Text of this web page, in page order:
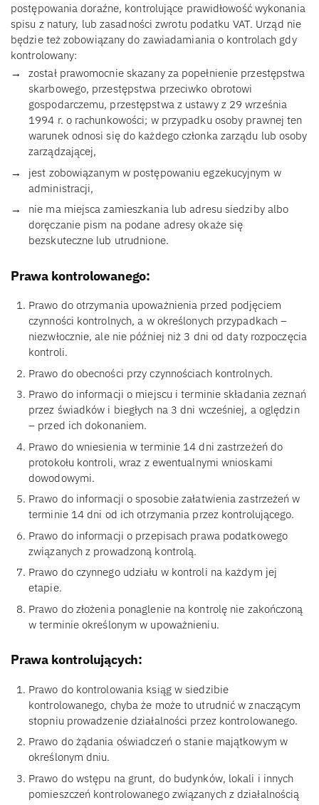
postępowania doraźne, kontrolujące prawidłowość wykonania
spisu z natury, lub zasadności zwrotu podatku VAT. Urząd nie
będzie też zobowiązany do zawiadamiania o kontrolach gdy
kontrolowany:
został prawomocnie skazany za popełnienie przestępstwa
skarbowego, przestępstwa przeciwko obrotowi
gospodarczemu, przestępstwa z ustawy z 29 września
1994 r. o rachunkowości; w przypadku osoby prawnej ten
warunek odnosi się do każdego członka zarządu lub osoby
zarządzającej,
jest zobowiązanym w postępowaniu egzekucyjnym w
administracji,
nie ma miejsca zamieszkania lub adresu siedziby albo
doręczanie pism na podane adresy okaże się
bezskuteczne lub utrudnione.
Prawa kontrolowanego:
Prawo do otrzymania upoważnienia przed podjęciem
czynności kontrolnych, a w określonych przypadkach –
niezwłocznie, ale nie później niż 3 dni od daty rozpoczęcia
kontroli.
Prawo do obecności przy czynnościach kontrolnych.
Prawo do informacji o miejscu i terminie składania zeznań
przez świadków i biegłych na 3 dni wcześniej, a oględzin
– przed ich dokonaniem.
Prawo do wniesienia w terminie 14 dni zastrzeżeń do
protokołu kontroli, wraz z ewentualnymi wnioskami
dowodowymi.
Prawo do informacji o sposobie załatwienia zastrzeżeń w
terminie 14 dni od ich otrzymania przez kontrolującego.
Prawo do informacji o przepisach prawa podatkowego
związanych z prowadzoną kontrolą.
Prawo do czynnego udziału w kontroli na każdym jej
etapie.
Prawo do złożenia ponaglenie na kontrolę nie zakończoną
w terminie określonym w upoważnieniu.
Prawa kontrolujących:
Prawo do kontrolowania ksiąg w siedzibie
kontrolowanego, chyba że może to utrudnić w znaczącym
stopniu prowadzenie działalności przez kontrolowanego.
Prawo do żądania oświadczeń o stanie majątkowym w
określonym dniu.
Prawo do wstępu na grunt, do budynków, lokali i innych
pomieszczeń kontrolowanego związanych z działalnością